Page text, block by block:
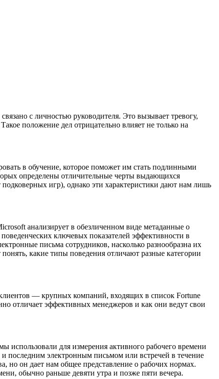
с личностью руководителя. Это вызывает тревогу,
положение дел отрицательно влияет не только на
в обучение, которое поможет им стать подлинными
определены отличительные черты выдающихся
игр), однако эти характеристики дают нам лишь
анализирует в обезличенном виде метаданные о
ключевых показателей эффективности в
письма сотрудников, насколько разнообразна их
какие типы поведения отличают разные категории
клиентов — крупных компаний, входящих в список Fortune
отличает эффективных менеджеров и как они ведут свои
использовали для измерения активного рабочего времени
последним электронным письмом или встречей в течение
но он дает нам общее представление о рабочих нормах.
обычно раньше девяти утра и позже пяти вечера.